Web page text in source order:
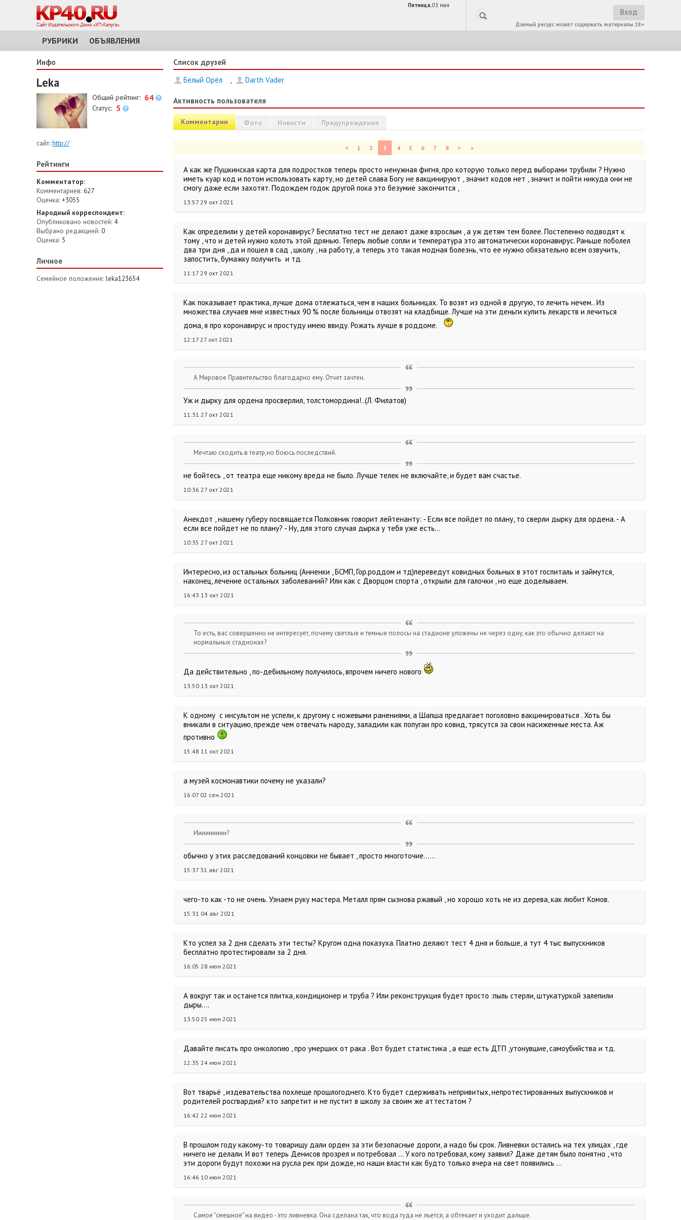
Пятница, 03 мая
Вход
Данный ресурс может содержать материалы 18+
РУБРИКИ ОБЪЯВЛЕНИЯ
Инфо
Leka
Общий рейтинг: 64
Статус: 5
сайт: http://
Рейтинги
Комментатор:
Комментариев: 627
Оценка: +3055
Народный корреспондент:
Опубликовано новостей: 4
Выбрано редакцией: 0
Оценка: 5
Личное
Семейное положение: leka123654
Список друзей
Белый Орёл
, Darth Vader
Активность пользователя
Комментарии Фото Новости Предупреждения
< 1 2 3 4 5 6 7 8 > »
А как же Пушкинская карта для подростков теперь просто ненужная фигня, про которую только перед выборами трубили ? Нужно
иметь куар код и потом использовать карту, но детей слава Богу не вакцинируют , значит кодов нет , значит и пойти никуда они не
смогу даже если захотят. Подождем годок другой пока это безумие закончится ,
13:57 29 окт 2021
Как определили у детей коронавирус? Бесплатно тест не делают даже взрослым , а уж детям тем более. Постепенно подводят к
тому , что и детей нужно колоть этой дрянью. Теперь любые сопли и температура это автоматически коронавирус. Раньше поболел
два три дня , да и пошел в сад , школу , на работу, а теперь это такая модная болезнь, что ее нужно обязательно всем озвучить,
запостить, бумажку получить и тд.
11:17 29 окт 2021
Как показывает практика, лучше дома отлежаться, чем в наших больницах. То возят из одной в другую, то лечить нечем.. Из
множества случаев мне известных 90 % после больницы отвозят на кладбище. Лучше на эти деньги купить лекарств и лечиться
дома, я про коронавирус и простуду имею ввиду. Рожать лучше в роддоме.
12:17 27 окт 2021
А Мировое Правительство благодарно ему. Отчет зачтен.
Уж и дырку для ордена просверлил, толстомордина!..(Л. Филатов)
11:31 27 окт 2021
Мечтаю сходить в театр,но боюсь последствий.
не бойтесь , от театра еще никому вреда не было. Лучше телек не включайте, и будет вам счастье.
10:36 27 окт 2021
Анекдот , нашему губеру посвящается Полковник говорит лейтенанту: - Если все пойдет по плану, то сверли дырку для ордена. - А
если все пойдет не по плану? - Ну, для этого случая дырка у тебя уже есть…
10:35 27 окт 2021
Интересно, из остальных больниц (Анненки , БСМП, Гор.роддом и тд)переведут ковидных больных в этот госпиталь и займутся,
наконец, лечение остальных заболеваний? Или как с Дворцом спорта , открыли для галочки , но еще доделываем.
16:43 13 окт 2021
То есть, вас совершенно не интересует, почему светлые и темные полосы на стадионе уложены не через одну, как это обычно делают на
нормальных стадионах?
Да действительно , по-дебильному получилось, впрочем ничего нового
13:50 13 окт 2021
К одному с инсультом не успели, к другому с ножевыми ранениями, а Шапша предлагает поголовно вакцинироваться . Хоть бы
вникали в ситуацию, прежде чем отвечать народу, заладили как попугаи про ковид, трясутся за свои насиженные места. Аж
противно
15:48 11 окт 2021
а музей космонавтики почему не указали?
16:07 02 сен 2021
Иииииииии?
обычно у этих расследований концовки не бывает , просто многоточие......
15:37 31 авг 2021
чего-то как -то не очень. Узнаем руку мастера. Металл прям сызнова ржавый , но хорошо хоть не из дерева, как любит Комов.
15:31 04 авг 2021
Кто успел за 2 дня сделать эти тесты? Кругом одна показуха. Платно делают тест 4 дня и больше, а тут 4 тыс выпускников
бесплатно протестировали за 2 дня.
16:05 28 июн 2021
А вокруг так и останется плитка, кондиционер и труба ? Или реконструкция будет просто :пыль стерли, штукатуркой залепили
дыры....
13:50 25 июн 2021
Давайте писать про онкологию , про умерших от рака . Вот будет статистика , а еще есть ДТП ,утонувшие, самоубийства и тд.
12:35 24 июн 2021
Вот тварьё , издевательства похлеще прошлогоднего. Кто будет сдерживать непривитых, непротестированных выпускников и
родителей росгвардия? кто запретит и не пустит в школу за своим же аттестатом ?
16:42 22 июн 2021
В прошлом году какому-то товарищу дали орден за эти безопасные дороги, а надо бы срок. Ливневки остались на тех улицах , где
ничего не делали. И вот теперь Денисов прозрел и потребовал ... У кого потребовал, кому заявил? Даже детям было понятно , что
эти дороги будут похожи на русла рек при дожде, но наши власти как будто только вчера на свет появились ...
16:46 10 июн 2021
Самое "смешное" на видео - это ливневка. Она сделана так, что вода туда не льется, а обтекает и уходит дальше.